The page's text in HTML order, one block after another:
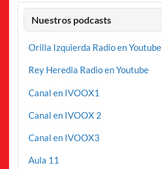
Nuestros podcasts
Orilla Izquierda Radio en Youtube
Rey Heredia Radio en Youtube
Canal en IVOOX1
Canal en IVOOX 2
Canal en IVOOX3
Aula 11